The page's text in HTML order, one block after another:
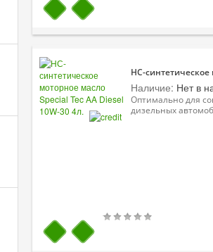
НС-синтетическое
Наличие: Нет в
Оптимально для
дизельных